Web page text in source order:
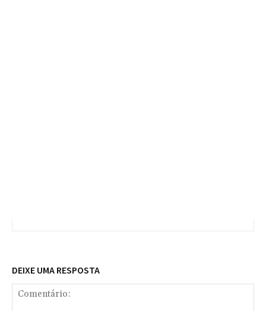
DEIXE UMA RESPOSTA